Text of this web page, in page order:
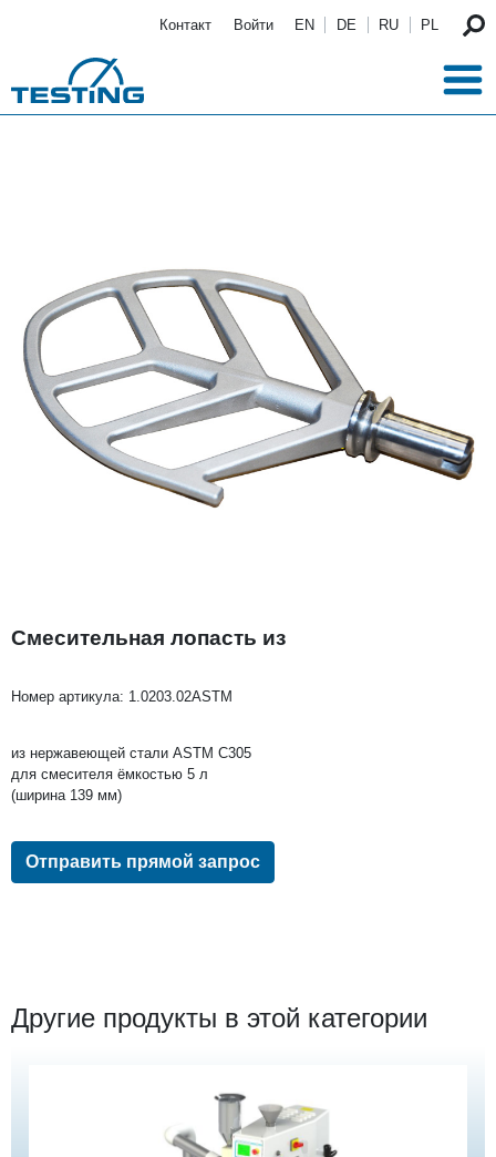
Контакт Войти EN DE RU PL
Смесительная лопасть из
Номер артикула: 1.0203.02ASTM
из нержавеющей стали ASTM C305
для смесителя ёмкостью 5 л
(ширина 139 мм)
Отправить прямой запрос
Другие продукты в этой категории